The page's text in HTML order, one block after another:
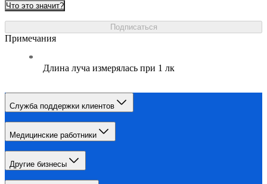
Что это значит?
Подписаться
Примечания
Длина луча измерялась при 1 лк
Служба поддержки клиентов
Медицинские работники
Другие бизнесы